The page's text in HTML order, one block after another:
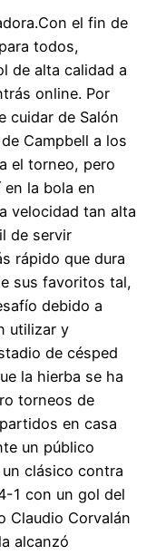
el fin de
todos,
de alta calidad a
online. Por
cuidar de Salón
Campbell a los
el torneo, pero
la bola en
velocidad tan alta
de servir
rápido que dura
sus favoritos tal,
debido a
utilizar y
de césped
la hierba se ha
torneos de
en casa
un público
clásico contra
1 con un gol del
Claudio Corvalán
alcanzó